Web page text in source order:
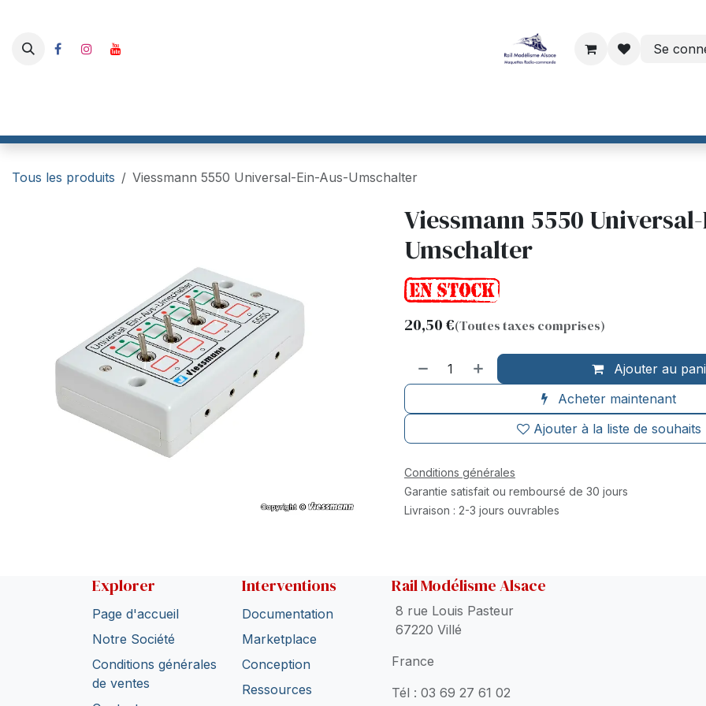
Se
Tous les produits Viessmann 5550 Universal-Ein-Aus-Umschalter
Viessmann 5550
Umschalter
20,50€(Toutes taxes comprises)
Ajouter au
Acheter maintenant
Ajouter à la liste de souhaits
Conditions générales
Garantie satisfait ou remboursé de 30 jours
Livraison : 2-3 jours ouvrables
Explorer
Page d'accueil
Notre Société
Conditions générales
de ventes
Interventions
Documentation
Marketplace
Conception
Ressources
Rail Modélisme Alsace
8 rue Louis Pasteur
67220 Villé
France
Tél : 03 69 27 61 02